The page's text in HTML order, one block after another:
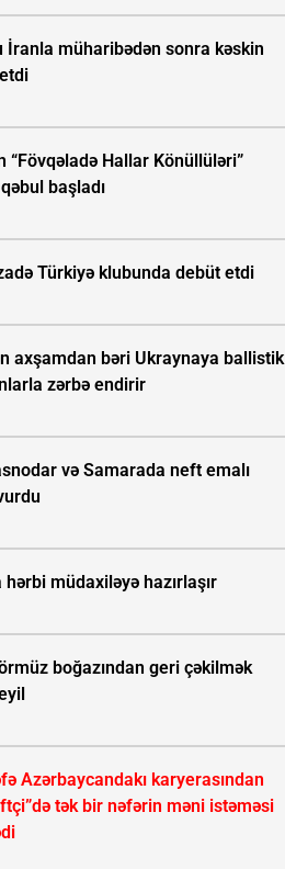
İranla müharibədən sonra kəskin
“Fövqəladə Hallar Könüllüləri”
başladı
Türkiyə klubunda debüt etdi
axşamdan bəri Ukraynaya ballistik
zərbə endirir
və Samarada neft emalı
müdaxiləyə hazırlaşır
boğazından geri çəkilmək
Azərbaycandakı karyerasından
tək bir nəfərin məni istəməsi